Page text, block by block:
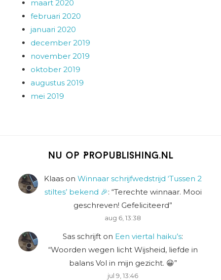
maart 2020
februari 2020
januari 2020
december 2019
november 2019
oktober 2019
augustus 2019
mei 2019
Nu op Propublishing.nl
Klaas on Winnaar schrijfwedstrijd ‘Tussen 2
stiltes’ bekend 🎉: “Terechte winnaar. Mooi
geschreven! Gefeliciteerd”
aug 6, 13:38
Sas schrijft on Een viertal haiku’s:
“Woorden wegen licht Wijsheid, liefde in
balans Vol in mijn gezicht. 😀”
jul 9, 13:46